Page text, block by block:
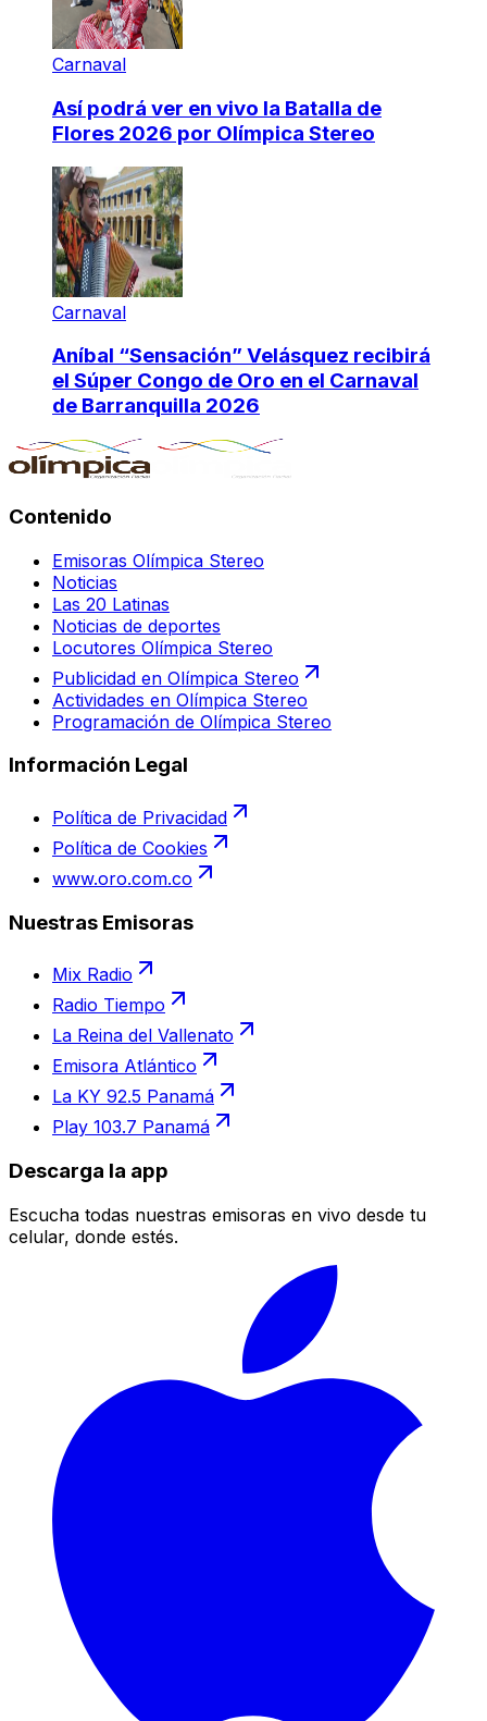
Carnaval
Así podrá ver en vivo la Batalla de
Flores 2026 por Olímpica Stereo
Carnaval
Aníbal “Sensación” Velásquez recibirá
el Súper Congo de Oro en el Carnaval
de Barranquilla 2026
Contenido
Emisoras Olímpica Stereo
Noticias
Las 20 Latinas
Noticias de deportes
Locutores Olímpica Stereo
Publicidad en Olímpica Stereo
Actividades en Olímpica Stereo
Programación de Olímpica Stereo
Información Legal
Política de Privacidad
Política de Cookies
www.oro.com.co
Nuestras Emisoras
Mix Radio
Radio Tiempo
La Reina del Vallenato
Emisora Atlántico
La KY 92.5 Panamá
Play 103.7 Panamá
Descarga la app
Escucha todas nuestras emisoras en vivo desde tu
celular, donde estés.